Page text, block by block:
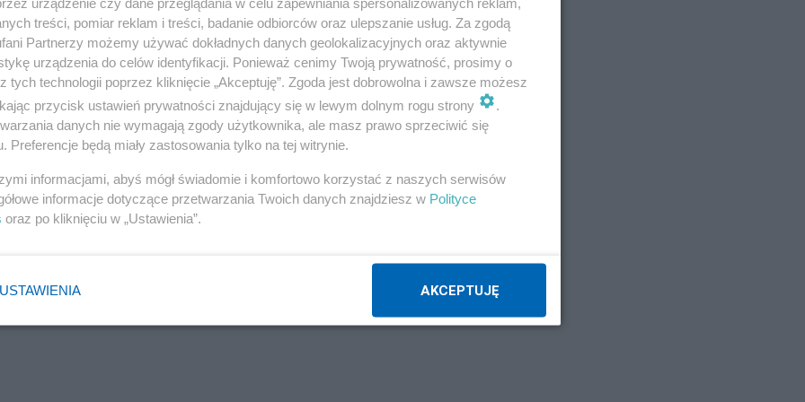
na Ukrainę odrzutowców F-16, ale tylko przy
się długo oczekiwana rosyjska ofensywa
z Polski — podkreśla dziennik, przypominając, że
spadł pocisk przeciwlotniczy.
treści, pomiar reklam i treści, badanie odbiorców oraz ulepszanie usług. Za zgodą
Partnerzy możemy używać dokładnych danych geolokalizacyjnych oraz aktywnie
urządzenia do celów identyfikacji. Ponieważ cenimy Twoją prywatność, prosimy o
tych technologii poprzez kliknięcie „Akceptuję”. Zgoda jest dobrowolna i zawsze możesz
przycisk ustawień prywatności znajdujący się w lewym dolnym rogu strony
.
danych nie wymagają zgody użytkownika, ale masz prawo sprzeciwić się
Preferencje będą miały zastosowania tylko na tej witrynie.
informacjami, abyś mógł świadomie i komfortowo korzystać z naszych serwisów
informacje dotyczące przetwarzania Twoich danych znajdziesz w Polityce
oraz po kliknięciu w „Ustawienia”.
USTAWIENIA AKCEPTUJĘ